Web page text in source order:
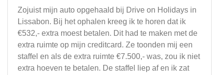
Zojuist mijn auto opgehaald bij Drive on Holidays in
Lissabon. Bij het ophalen kreeg ik te horen dat ik
€532,- extra moest betalen. Dit had te maken met de
extra ruimte op mijn creditcard. Ze toonden mij een
staffel en als de extra ruimte €7.500,- was, zou ik niet
extra hoeven te betalen. De staffel liep af en ik zat